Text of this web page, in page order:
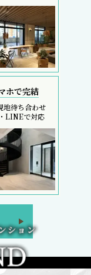
ホで完結
地待ち合わせ
LINEで対応